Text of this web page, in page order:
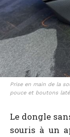
Prise en main de la
pouce et boutons
Le dongle
souris à un